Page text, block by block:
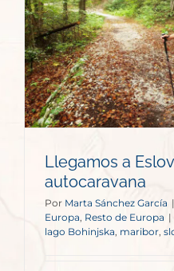
Llegamos a
autocaravana
Por Marta Sánchez García |
Europa, Resto de Europa |
lago Bohinjska maribor